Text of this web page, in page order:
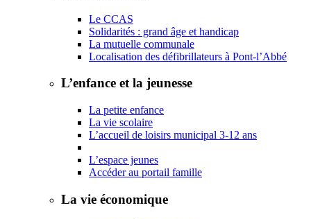
Le CCAS
Solidarités : grand âge et handicap
La mutuelle communale
Localisation des défibrillateurs à Pont-l’Abbé
L’enfance et la jeunesse
La petite enfance
La vie scolaire
L’accueil de loisirs municipal 3-12 ans
L’espace jeunes
Accéder au portail famille
La vie économique